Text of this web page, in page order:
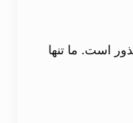
است. ما تنها